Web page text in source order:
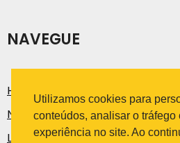
NAVEGUE
História
Notícias e Artigos
Loja
Utilizamos cookies para
conteúdos, analisar o tráfego
experiência no site. Ao